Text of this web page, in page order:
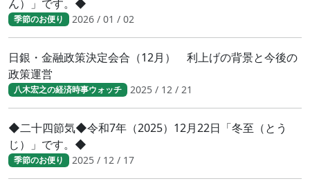
ん）」です。◆
季節のお便り 2026 / 01 / 02
日銀・金融政策決定会合（12月） 利上げの背景と今後の
政策運営
八木宏之の経済時事ウォッチ 2025 / 12 / 21
◆二十四節気◆令和7年（2025）12月22日「冬至（とう
じ）」です。◆
季節のお便り 2025 / 12 / 17